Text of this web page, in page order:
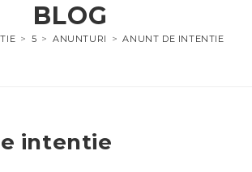
BLOG
> 5 > ANUNTURI > ANUNT DE INTENTIE
intentie